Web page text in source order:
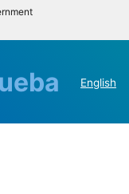
English